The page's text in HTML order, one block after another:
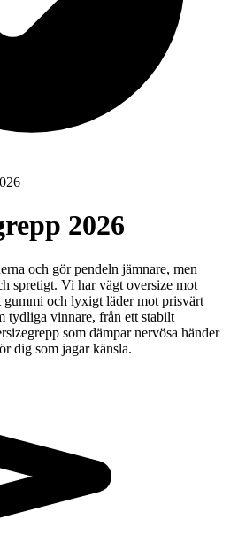
2026
och gör pendeln jämnare, men
spretigt. Vi har vägt oversize mot
och lyxigt läder mot prisvärt
tydliga vinnare, från ett stabilt
som dämpar nervösa händer
dig som jagar känsla.